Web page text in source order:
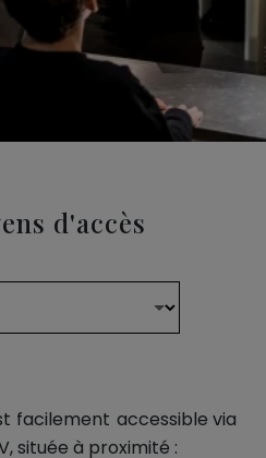
d'accès
facilement accessible via
située à proximité :